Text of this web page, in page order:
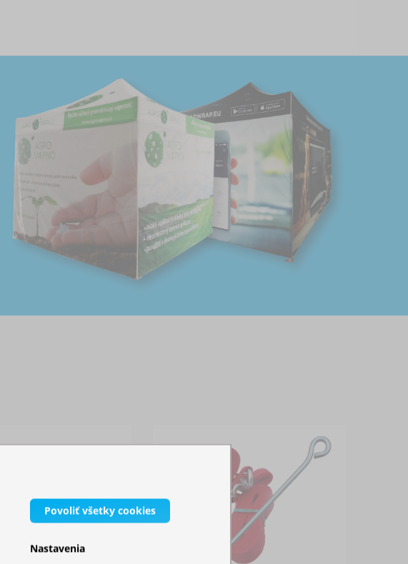
Povoliť všetky cookies
Nastavenia